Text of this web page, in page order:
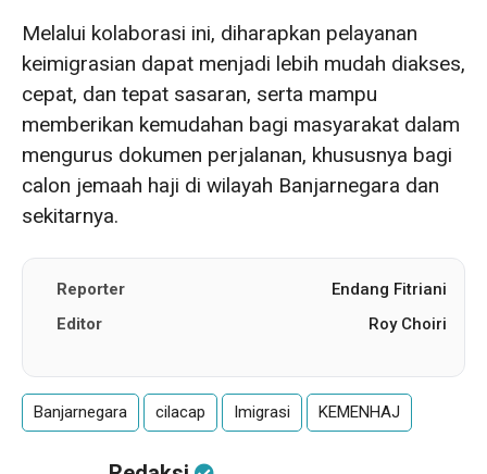
Melalui kolaborasi ini, diharapkan pelayanan
keimigrasian dapat menjadi lebih mudah diakses,
cepat, dan tepat sasaran, serta mampu
memberikan kemudahan bagi masyarakat dalam
mengurus dokumen perjalanan, khususnya bagi
calon jemaah haji di wilayah Banjarnegara dan
sekitarnya.
Reporter
Endang Fitriani
Editor
Roy Choiri
Banjarnegara cilacap Imigrasi KEMENHAJ